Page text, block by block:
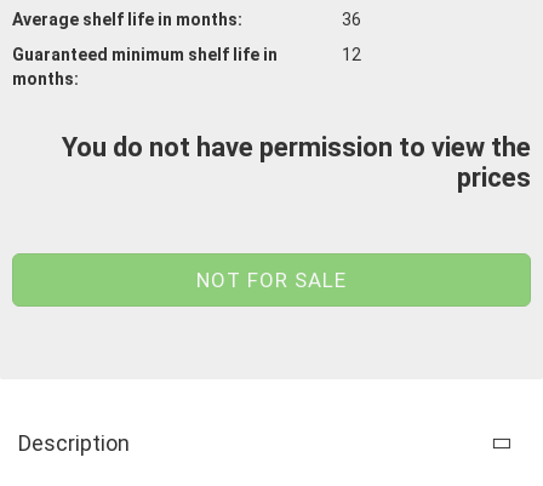
Average shelf life in months:
36
Guaranteed minimum shelf life in
months:
12
You do not have permission to view the
prices
Description